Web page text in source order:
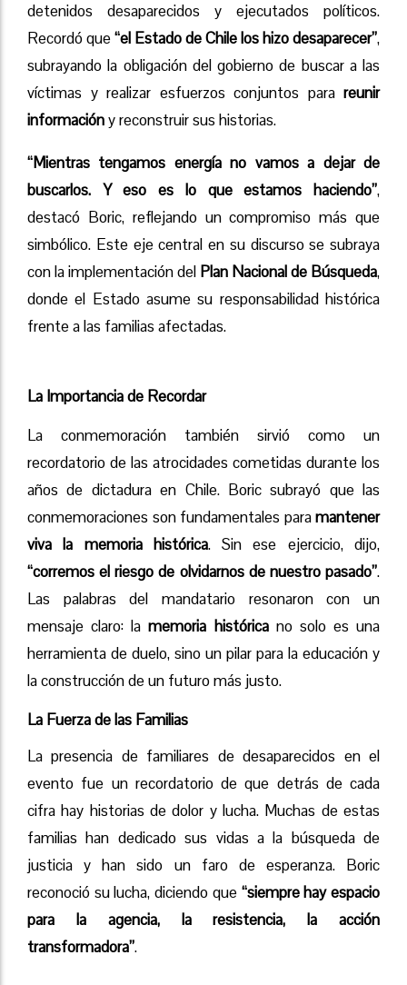
detenidos desaparecidos y ejecutados políticos.
Recordó que“el Estado de Chile los hizo desaparecer”,
subrayando la obligación del gobierno de buscar a las
víctimas y realizar esfuerzos conjuntos para reunir
informacióny reconstruir sus historias.
“Mientras tengamos energía no vamos a dejar de
buscarlos. Y eso es lo que estamos haciendo”,
destacó Boric, reflejando un compromiso más que
simbólico. Este eje central en su discurso se subraya
con la implementación del Plan Nacional de Búsqueda,
donde el Estado asume su responsabilidad histórica
frente a las familias afectadas.
La Importancia de Recordar
La conmemoración también sirvió como un
recordatorio de las atrocidades cometidas durante los
años de dictadura en Chile. Boric subrayó que las
conmemoraciones son fundamentales paramantener
viva la memoria histórica. Sin ese ejercicio, dijo,
“corremos el riesgo de olvidarnos de nuestro pasado”.
Las palabras del mandatario resonaron con un
mensaje claro: lamemoria históricano solo es una
herramienta de duelo, sino un pilar para la educación y
la construcción de un futuro más justo.
La Fuerza de las Familias
La presencia de familiares de desaparecidos en el
evento fue un recordatorio de que detrás de cada
cifra hay historias de dolor y lucha. Muchas de estas
familias han dedicado sus vidas a la búsqueda de
justicia y han sido un faro de esperanza. Boric
reconoció su lucha, diciendo que “siempre hay espacio
para la agencia, la resistencia, la acción
transformadora”.